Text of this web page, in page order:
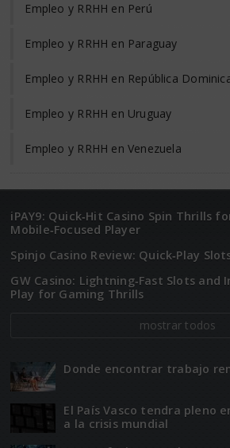
Empleo y RRHH en Perú
Empleo y RRHH en Paraguay
Empleo y RRHH en República
Empleo y RRHH en Uruguay
Empleo y RRHH en Venezuela
iPAY9: Quick‑Hit Casino Spin Thrills
Mobile‑Focused Player
Spinjo Casino Review: Quick‑Play
GW Casino: Lightning‑Fast Slots and
Play for Gaming Thrills
mostrar todos
Donde encontrar trabajo
El Paí­­s Vasco tendra pleno
a la crisis mundial